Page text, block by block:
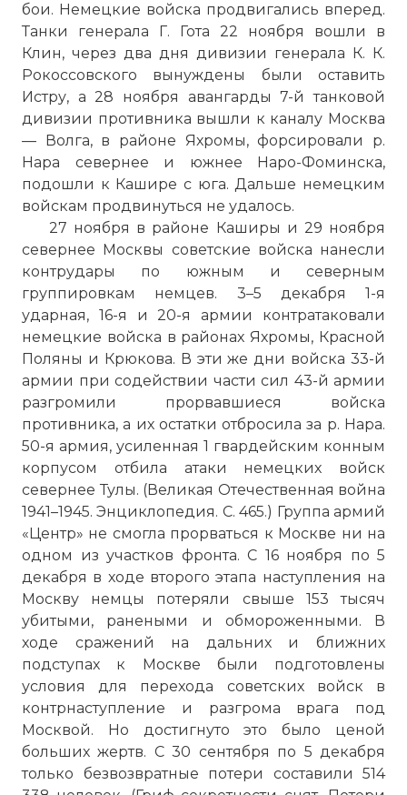
бои. Немецкие войска продвигались вперед.
Танки генерала Г. Гота 22 ноября вошли в
Клин, через два дня дивизии генерала К. К.
Рокоссовского вынуждены были оставить
Истру, а 28 ноября авангарды 7-й танковой
дивизии противника вышли к каналу Москва
— Волга, в районе Яхромы, форсировали р.
Нара севернее и южнее Наро-Фоминска,
подошли к Кашире с юга. Дальше немецким
войскам продвинуться не удалось.
27 ноября в районе Каширы и 29 ноября
севернее Москвы советские войска нанесли
контрудары по южным и северным
группировкам немцев. 3–5 декабря 1-я
ударная, 16-я и 20-я армии контратаковали
немецкие войска в районах Яхромы, Красной
Поляны и Крюкова. В эти же дни войска 33-й
армии при содействии части сил 43-й армии
разгромили прорвавшиеся войска
противника, а их остатки отбросила за р. Нара.
50-я армия, усиленная 1 гвардейским конным
корпусом отбила атаки немецких войск
севернее Тулы. (Великая Отечественная война
1941–1945. Энциклопедия. С. 465.) Группа армий
«Центр» не смогла прорваться к Москве ни на
одном из участков фронта. С 16 ноября по 5
декабря в ходе второго этапа наступления на
Москву немцы потеряли свыше 153 тысяч
убитыми, ранеными и обмороженными. В
ходе сражений на дальних и ближних
подступах к Москве были подготовлены
условия для перехода советских войск в
контрнаступление и разгрома врага под
Москвой. Но достигнуто это было ценой
больших жертв. С 30 сентября по 5 декабря
только безвозвратные потери составили 514